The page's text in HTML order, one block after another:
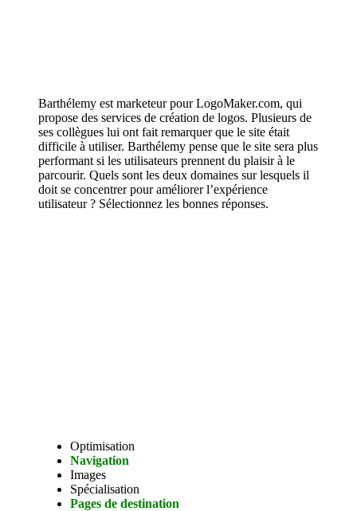
Barthélemy est marketeur pour LogoMaker.com, qui
propose des services de création de logos. Plusieurs de
ses collègues lui ont fait remarquer que le site était
difficile à utiliser. Barthélemy pense que le site sera plus
performant si les utilisateurs prennent du plaisir à le
parcourir. Quels sont les deux domaines sur lesquels il
doit se concentrer pour améliorer l’expérience
utilisateur ? Sélectionnez les bonnes réponses.
Optimisation
Navigation
Images
Spécialisation
Pages de destination